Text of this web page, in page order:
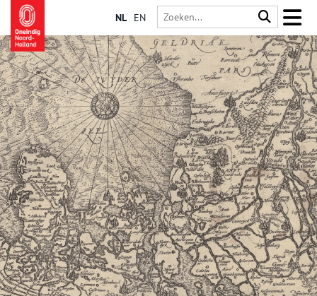
NL EN